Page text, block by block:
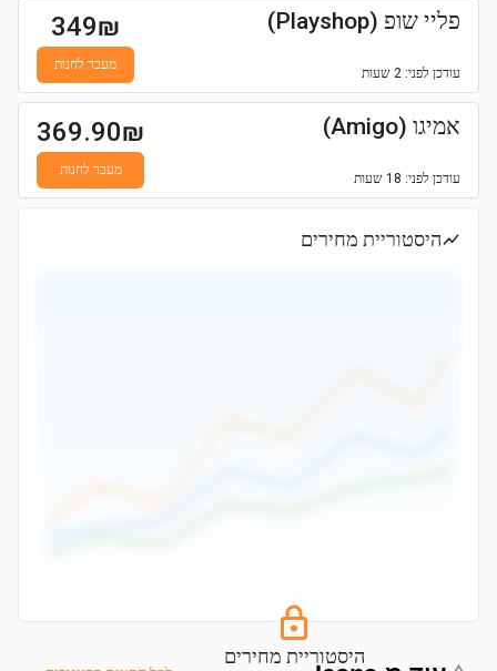
פליי שופ (Playshop)
עודכן לפני: 2 שעות
349₪
מעבר לחנות
אמיגו (Amigo)
עודכן לפני: 18 שעות
369.90₪
מעבר לחנות
היסטוריית מחירים
היסטוריית מחירים